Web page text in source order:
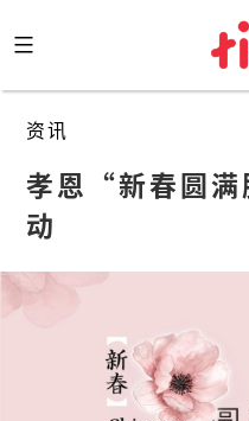
to
content
资讯
孝恩“新春圆
动